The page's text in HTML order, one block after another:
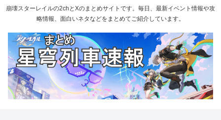
崩壊スターレイルの2chとXのまとめサイトです。毎日、最新イベント情報や攻
略情報、面白いネタなどをまとめてご紹介しています。